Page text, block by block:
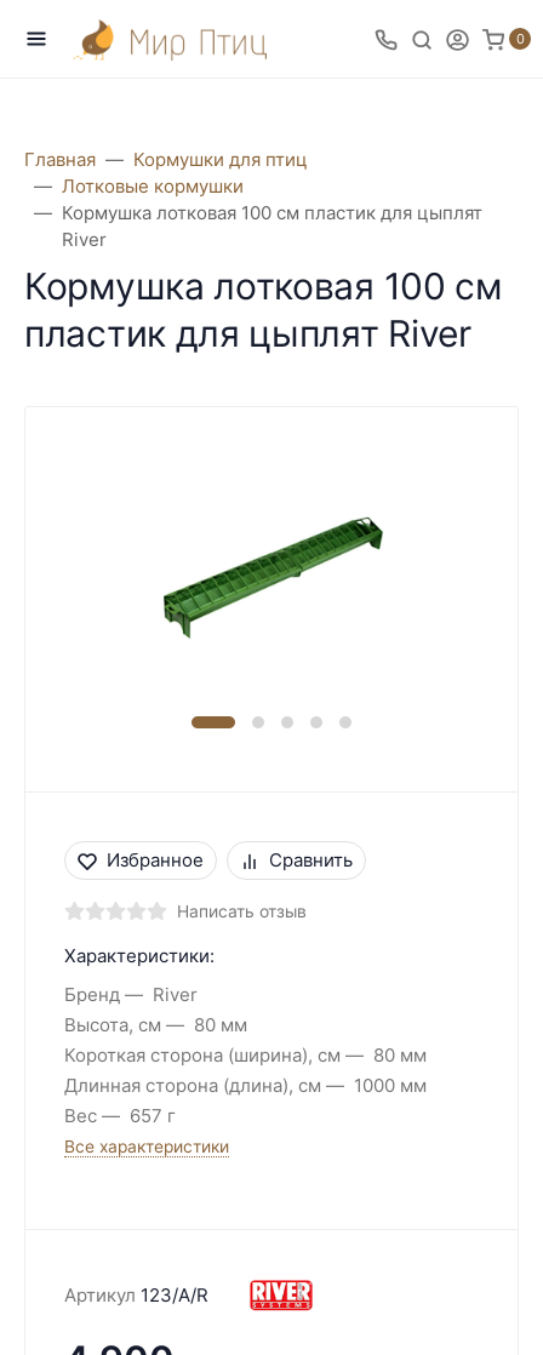
0
Главная
Кормушки для птиц
Лотковые кормушки
Кормушка лотковая 100 см пластик для цыплят
River
Кормушка лотковая 100 см
пластик для цыплят River
Избранное Сравнить
Написать отзыв
Характеристики:
Бренд
River
Высота, см
80 мм
Короткая сторона (ширина), см
80 мм
Длинная сторона (длина), см
1000 мм
Вес
657 г
Все характеристики
Артикул 123/A/R